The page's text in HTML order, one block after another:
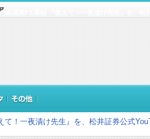
新感覚FX番組 『教えて！一夜漬け先生』を、松
！一夜漬け先生』を、松井証券公式